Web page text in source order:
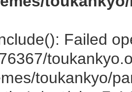
Failed
toukankyo/